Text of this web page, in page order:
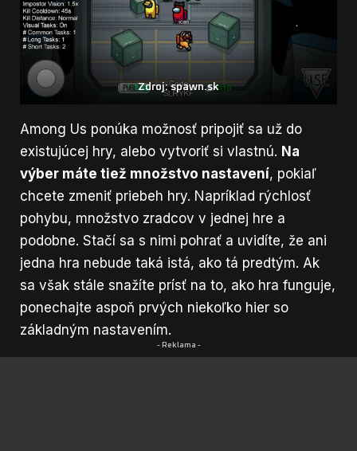
Zdroj: spawn.sk
Among Us ponúka možnosť pripojiť sa už do
existujúcej hry, alebo vytvoriť si vlastnú. Na
výber máte tiež množstvo nastavení, pokiaľ
chcete zmeniť priebeh hry. Napríklad rýchlosť
pohybu, množstvo zradcov v jednej hre a
podobne. Stačí sa s nimi pohrať a uvidíte, že ani
jedna hra nebude taká istá, ako tá predtým. Ak
sa však stále snažíte prísť na to, ako hra funguje,
ponechajte aspoň prvých niekoľko hier so
základným nastavením.
- Reklama -